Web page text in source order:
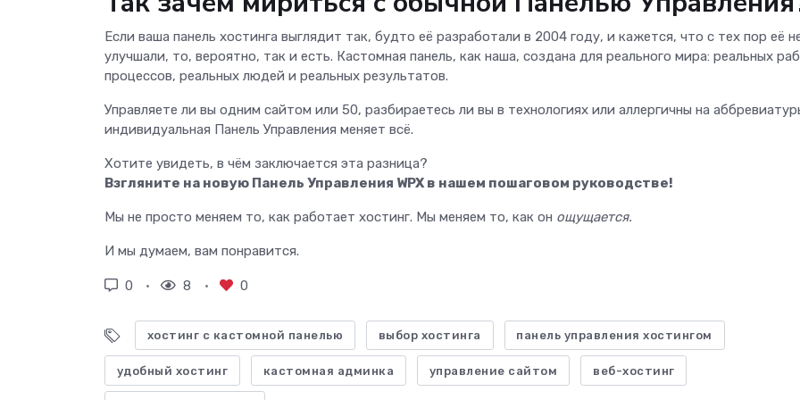
Если ваша панель хостинга выглядит так, будто её разработали в 2004 году, и кажется, что с тех пор её
улучшали, то, вероятно, так и есть. Кастомная панель, как наша, создана для реального мира: реальных
процессов, реальных людей и реальных результатов.
Управляете ли вы одним сайтом или 50, разбираетесь ли вы в технологиях или аллергичны на
индивидуальная Панель Управления меняет всё.
Хотите увидеть, в чём заключается эта разница?
Взгляните на новую Панель Управления WPX в нашем пошаговом руководстве!
Мы не просто меняем то, как работает хостинг. Мы меняем то, как он ощущается.
И мы думаем, вам понравится.
0 8 0
хостинг с кастомной панелью выбор хостинга панель управления хостингом
удобный хостинг кастомная админка управление сайтом веб-хостинг